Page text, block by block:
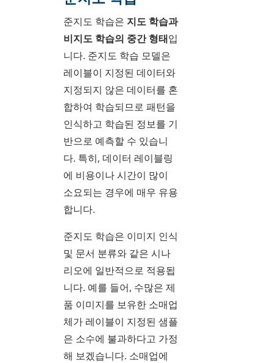
준지도 학습은 지도 학습과
비지도 학습의 중간 형태입
니다. 준지도 학습 모델은
레이블이 지정된 데이터와
지정되지 않은 데이터를 혼
합하여 학습되므로 패턴을
인식하고 학습된 정보를 기
반으로 예측할 수 있습니
다. 특히, 데이터 레이블링
에 비용이나 시간이 많이
소요되는 경우에 매우 유용
합니다.
준지도 학습은 이미지 인식
및 문서 분류와 같은 시나
리오에 일반적으로 적용됩
니다. 예를 들어, 수많은 제
품 이미지를 보유한 소매업
체가 레이블이 지정된 샘플
은 소수에 불과하다고 가정
해 보겠습니다. 소매업에